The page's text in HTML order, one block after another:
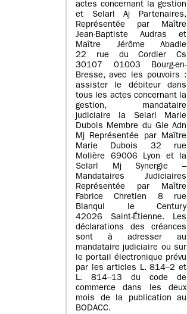
actes concernant la gestion
et Selarl Aj Partenaires,
Représentée par Maître
Jean-Baptiste Audras et
Maître Jérôme Abadie
22 rue du Cordier Cs
30107 01003 Bourg-en-
Bresse, avec les pouvoirs :
assister le débiteur dans
tous les actes concernant la
gestion, mandataire
judiciaire la Selarl Marie
Dubois Membre du Gie Adn
Mj Représentée par Maître
Marie Dubois 32 rue
Molière 69006 Lyon et la
Selarl Mj Synergie –
Mandataires Judiciaires
Représentée par Maître
Fabrice Chretien 8 rue
Blanqui le Century
42026 Saint-Étienne. Les
déclarations des créances
sont à adresser au
mandataire judiciaire ou sur
le portail électronique prévu
par les articles L. 814–2 et
L. 814–13 du code de
commerce dans les deux
mois de la publication au
BODACC.